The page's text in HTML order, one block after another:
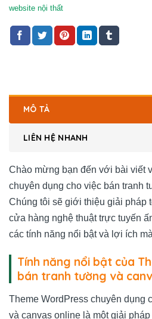
website nội thất
MÔ TẢ
LIÊN HỆ NHANH
Chào mừng bạn đến với bài viết
chuyên dụng cho việc bán tranh
Chúng tôi sẽ giới thiệu giải pháp
cửa hàng nghệ thuật trực tuyến
các tính năng nổi bật và lợi ích
Tính năng nổi bật của
bán tranh tường và
Theme WordPress chuyên dụng
và canvas online là một giải